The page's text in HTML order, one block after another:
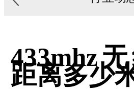
433mhz
距离多少